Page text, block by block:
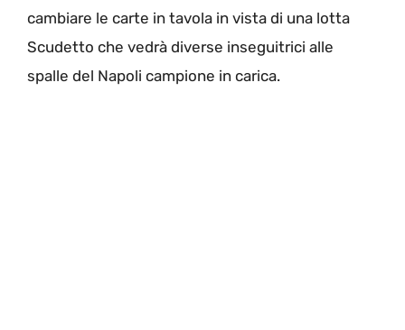
cambiare le carte in tavola in vista di una lotta
Scudetto che vedrà diverse inseguitrici alle
spalle del Napoli campione in carica.